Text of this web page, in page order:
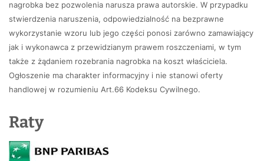
nagrobka bez pozwolenia narusza prawa autorskie. W przypadku
stwierdzenia naruszenia, odpowiedzialność na bezprawne
wykorzystanie wzoru lub jego części ponosi zarówno zamawiający
jak i wykonawca z przewidzianym prawem roszczeniami, w tym
także z żądaniem rozebrania nagrobka na koszt właściciela.
Ogłoszenie ma charakter informacyjny i nie stanowi oferty
handlowej w rozumieniu Art.66 Kodeksu Cywilnego.
Raty